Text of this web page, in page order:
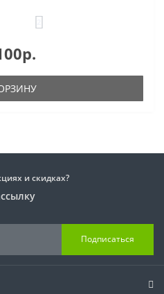
и скидках?
Подписаться